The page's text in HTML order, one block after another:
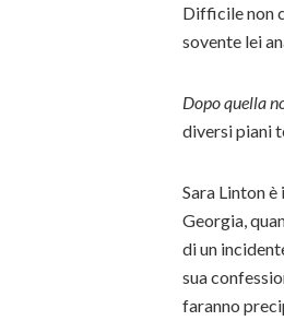
Difficile non
sovente lei
Dopo quella
diversi piani
Sara Linton
Georgia,
di un
sua
faranno